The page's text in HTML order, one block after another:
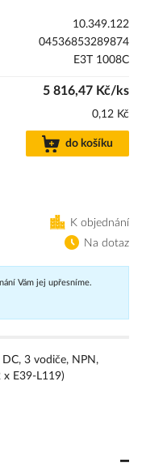
10.349.122
04536853289874
E3T 1008C
5 816,47 Kč/ks
0,12 Kč
do košíku
K objednání
Na dotaz
Vám jej upřesníme.
3 vodiče, NPN,
x E39-L119)